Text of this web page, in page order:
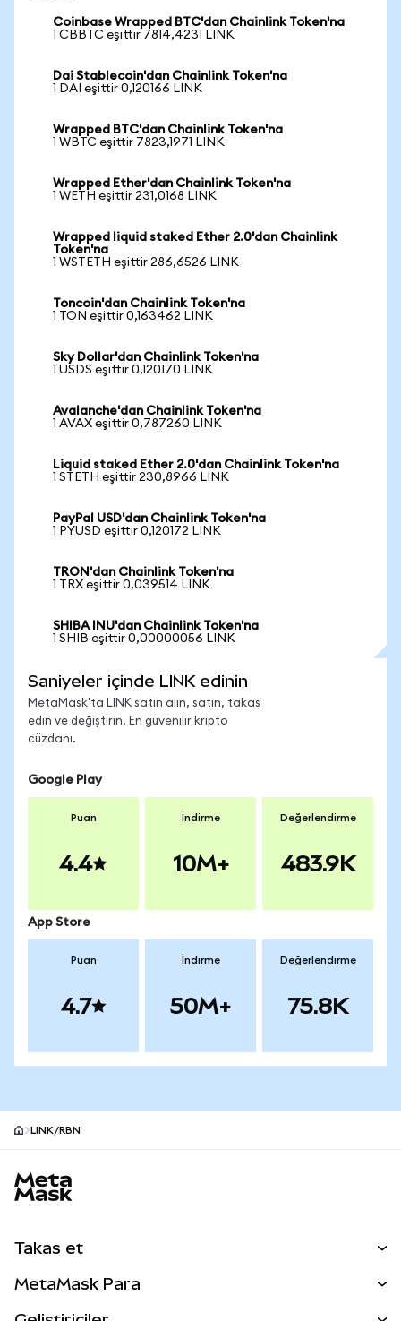
Coinbase Wrapped BTC'dan Chainlink Token'na
1 CBBTC eşittir 7814,4231 LINK
Dai Stablecoin'dan Chainlink Token'na
1 DAI eşittir 0,120166 LINK
Wrapped BTC'dan Chainlink Token'na
1 WBTC eşittir 7823,1971 LINK
Wrapped Ether'dan Chainlink Token'na
1 WETH eşittir 231,0168 LINK
Wrapped liquid staked Ether 2.0'dan Chainlink
Token'na
1 WSTETH eşittir 286,6526 LINK
Toncoin'dan Chainlink Token'na
1 TON eşittir 0,163462 LINK
Sky Dollar'dan Chainlink Token'na
1 USDS eşittir 0,120170 LINK
Avalanche'dan Chainlink Token'na
1 AVAX eşittir 0,787260 LINK
Liquid staked Ether 2.0'dan Chainlink Token'na
1 STETH eşittir 230,8966 LINK
PayPal USD'dan Chainlink Token'na
1 PYUSD eşittir 0,120172 LINK
TRON'dan Chainlink Token'na
1 TRX eşittir 0,039514 LINK
SHIBA INU'dan Chainlink Token'na
1 SHIB eşittir 0,00000056 LINK
Saniyeler içinde LINK edinin
MetaMask'ta LINK satın alın, satın, takas
edin ve değiştirin. En güvenilir kripto
cüzdanı.
Google Play
Puan
4.4
İndirme
10M+
Değerlendirme
483.9K
App Store
Puan
4.7
İndirme
50M+
Değerlendirme
75.8K
LINK/RBN
Takas et
MetaMask Para